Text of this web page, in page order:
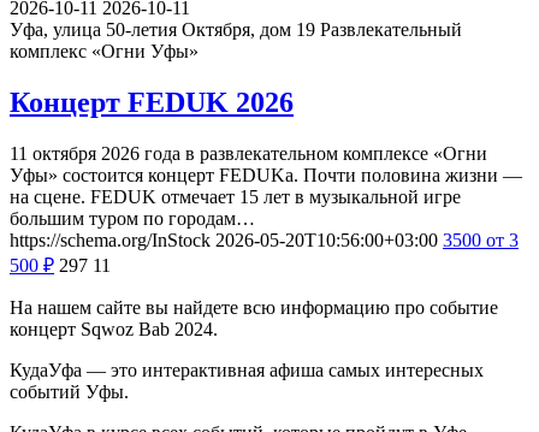
2026-10-11 2026-10-11
Уфа, улица 50-летия Октября, дом 19 Развлекательный
комплекс «Огни Уфы»
Концерт FEDUK 2026
11 октября 2026 года в развлекательном комплексе «Огни
Уфы» состоится концерт FEDUKа. Почти половина жизни —
на сцене. FEDUK отмечает 15 лет в музыкальной игре
большим туром по городам…
https://schema.org/InStock 2026-05-20T10:56:00+03:00 3500 от 3
500 ₽ 297 11
На нашем сайте вы найдете всю информацию про событие
концерт Sqwoz Bab 2024.
КудаУфа — это интерактивная афиша самых интересных
событий Уфы.